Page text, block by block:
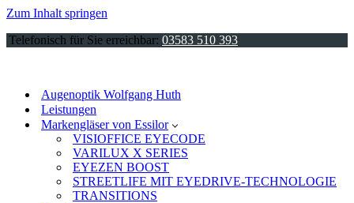
Zum Inhalt springen
Telefonisch für Sie erreichbar: 03583 510 393
Augenoptik Wolfgang Huth
Leistungen
Markengläser von Essilor
VISIOFFICE EYECODE
VARILUX X SERIES
EYEZEN BOOST
STREETLIFE MIT EYEDRIVE-TECHNOLOGIE
TRANSITIONS